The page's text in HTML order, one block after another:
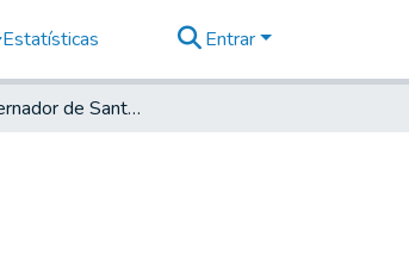
Estatísticas Entrar
Para o Governador de Santos